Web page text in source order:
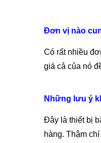
Đơn vị nào
Có rất nhiều
giá cả của nó
Những lưu ý
Đây là thiết bị
hàng. Thậm